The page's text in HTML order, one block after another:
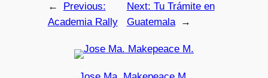
←
Previous:
Academia Rally
Next: Tu Trámite en
Guatemala
→